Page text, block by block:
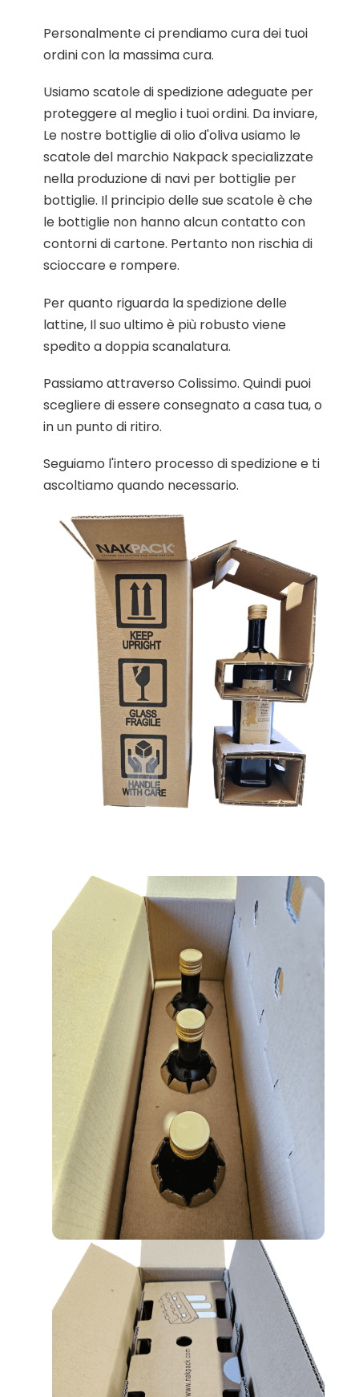
Personalmente ci prendiamo cura dei tuoi
ordini con la massima cura.
Usiamo scatole di spedizione adeguate per
proteggere al meglio i tuoi ordini. Da inviare,
Le nostre bottiglie di olio d'oliva usiamo le
scatole del marchio Nakpack specializzate
nella produzione di navi per bottiglie per
bottiglie. Il principio delle sue scatole è che
le bottiglie non hanno alcun contatto con
contorni di cartone. Pertanto non rischia di
scioccare e rompere.
Per quanto riguarda la spedizione delle
lattine, Il suo ultimo è più robusto viene
spedito a doppia scanalatura.
Passiamo attraverso Colissimo. Quindi puoi
scegliere di essere consegnato a casa tua, o
in un punto di ritiro.
Seguiamo l'intero processo di spedizione e ti
ascoltiamo quando necessario.